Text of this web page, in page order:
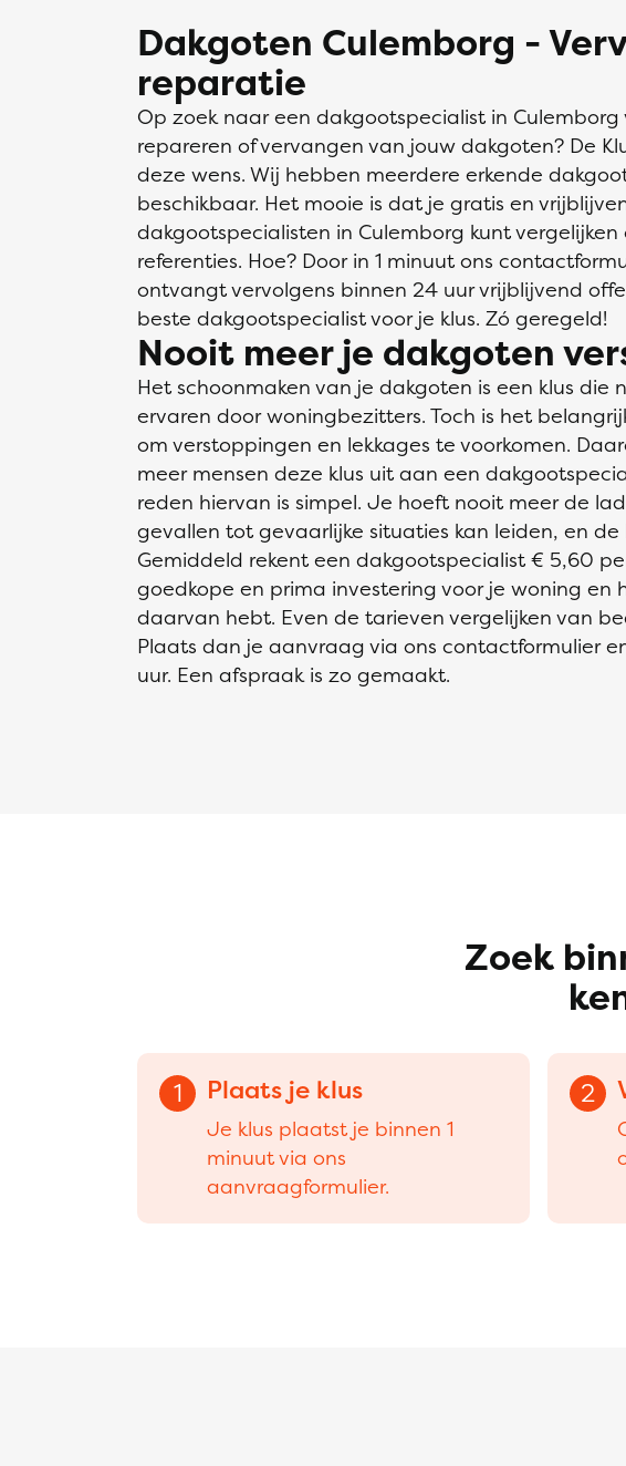
Dakgoten Culemborg -
reparatie
Op zoek naar een dakgootspecialist in
repareren of vervangen van jouw dakgoten? De
deze wens. Wij hebben meerdere erkende
beschikbaar. Het mooie is dat je gratis en
dakgootspecialisten in Culemborg kunt
referenties. Hoe? Door in 1 minuut ons
ontvangt vervolgens binnen 24 uur vrijblijvend
beste dakgootspecialist voor je klus. Zó geregeld!
Nooit meer je dakgoten
Het schoonmaken van je dakgoten is een klus
ervaren door woningbezitters. Toch is het
om verstoppingen en lekkages te voorkomen.
meer mensen deze klus uit aan een
reden hiervan is simpel. Je hoeft nooit meer de
gevallen tot gevaarlijke situaties kan leiden, en de
Gemiddeld rekent een dakgootspecialist € 5,60
goedkope en prima investering voor je woning en
daarvan hebt. Even de tarieven vergelijken van
Plaats dan je aanvraag via ons contactformulier
uur. Een afspraak is zo gemaakt.
Zoek
1 Plaats je klus
Je klus plaatst je binnen 1
minuut via ons
aanvraagformulier.
2